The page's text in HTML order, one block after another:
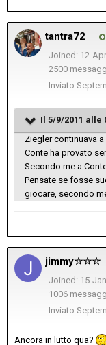
tantra72
Joined: 12-
2500
Inviato
Il 5/9/2011 alle
Ziegler continuava
Conte ha provato
Secondo me a
Pensate se fosse
giocare, secondo
jimmy☆☆☆
Joined: 15-
1006
Inviato
Ancora in lutto qua?